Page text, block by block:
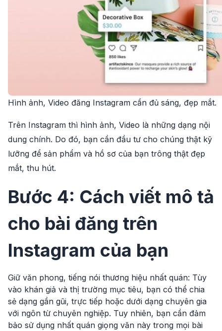
Hình ảnh, Video đăng Instagram cần đủ sáng, đẹp mắt.
Trên Instagram thì hình ảnh, Video là những dạng nội
dung chính. Do đó, bạn cần đầu tư cho chúng thật kỹ
lưỡng để sản phẩm và hồ sơ của bạn trông thật đẹp
mắt, thu hút.
Bước 4: Cách viết mô tả
cho bài đăng trên
Instagram của bạn
Giữ văn phong, tiếng nói thương hiệu nhất quán: Tùy
vào khán giả và thị trường mục tiêu, bạn có thể chia
sẻ dạng gần gũi, trực tiếp hoặc dưới dạng chuyên gia
với ngôn từ chuyên nghiệp. Tuy nhiên, bạn cần đảm
bảo sử dụng nhất quán giọng văn này trong mọi bài